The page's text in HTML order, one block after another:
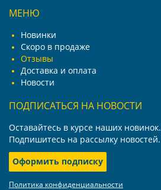
МЕНЮ
Новинки
Скоро в продаже
Отзывы
Доставка и оплата
Новости
ПОДПИСАТЬСЯ НА НОВОСТИ
Оставайтесь в курсе наших новинок.
Подпишитесь на рассылку новостей.
Оформить подписку
Политика конфиденциальности